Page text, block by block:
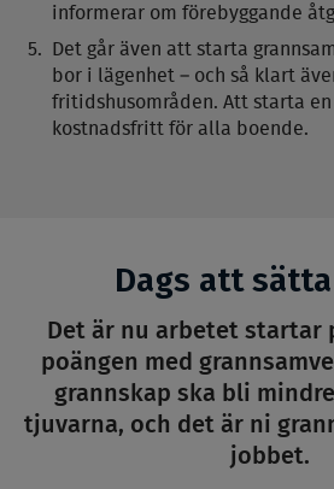
informerar om förebyggande
Det går även att starta
bor i lägenhet – och så klart
fritidshusområden. Att starta en
kostnadsfritt för alla boende.
Dags att
Det är nu arbetet startar
poängen med
grannskap ska bli
tjuvarna, och det är ni
jobbet.